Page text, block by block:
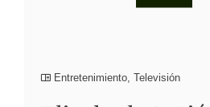
Entretenimiento, Televisión